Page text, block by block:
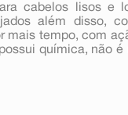
cabelos lisos e
além disso,
mais tempo, com
química, não